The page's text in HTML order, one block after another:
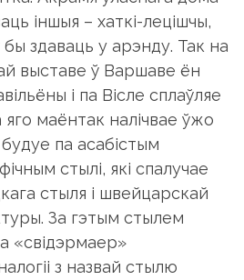
іншыя – хаткі-лецішчы,
бы здаваць у арэнду. Так на
выставе ў Варшаве ён
і па Вісле сплаўляе
яго маёнтак налічвае ўжо
па асабістым
стылі, які спалучае
стыля і швейцарскай
За гэтым стылем
«свідэрмаер»
з назвай стылю